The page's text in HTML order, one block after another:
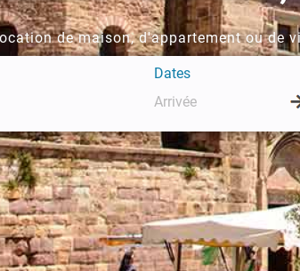
de maison, d'appartement ou de
Dates